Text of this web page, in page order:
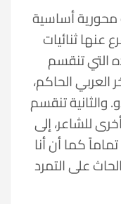
محورية أساسية
عنها ثنائيات
التي تنقسم
العربي الحاكم،
والثانية تنقسم
للشاعر، إلى
كما أن أنا
على التمرد